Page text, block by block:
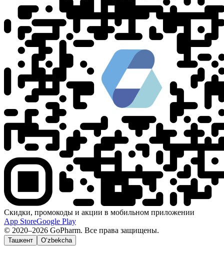
Скидки, промокоды и акции в мобильном приложении
App StoreGoogle Play
© 2020–2026 GoPharm. Все права защищены.
Ташкент O‘zbekcha